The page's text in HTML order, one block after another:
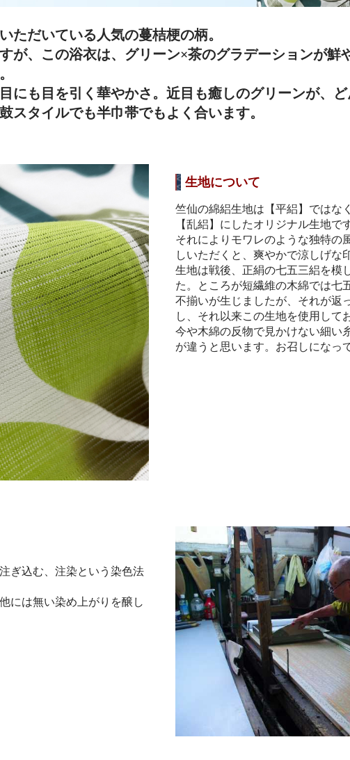
ただいている人気の蔓桔梗の柄。
が、この浴衣は、グリーン×茶のグラデーションが鮮
にも目を引く華やかさ。近目も癒しのグリーンが、
スタイルでも半巾帯でもよく合います。
生地について
竺仙の綿絽生地は【平絽】ではな
【乱絽】にしたオリジナル生地で
それによりモワレのような独特の
しいただくと、爽やかで涼しげな
生地は戦後、正絹の七五三絽を模
た。ところが短繊維の木綿では七
不揃いが生じましたが、それが返
し、それ以来この生地を使用して
今や木綿の反物で見かけない細い
が違うと思います。お召しになっ
ぎ込む、注染という染色法
には無い染め上がりを醸し